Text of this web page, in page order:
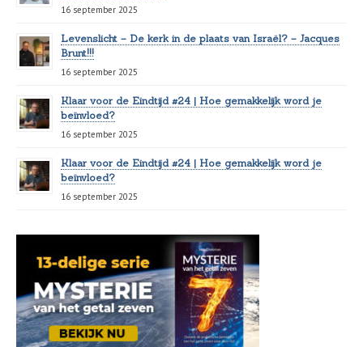
16 september 2025
Levenslicht – De kerk in de plaats van Israël? – Jacques
Brunt!!!
16 september 2025
Klaar voor de Eindtijd #24 | Hoe gemakkelijk word je
beïnvloed?
16 september 2025
Klaar voor de Eindtijd #24 | Hoe gemakkelijk word je
beïnvloed?
16 september 2025